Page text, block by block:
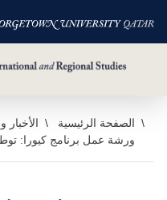
تخطي
المحتوى
الصفحة الرئيسية الأخبار
ورشة عمل برنامج كيورا: